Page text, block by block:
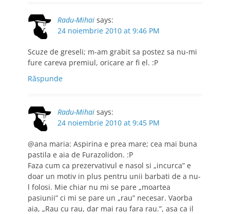
Radu-Mihai says:
24 noiembrie 2010 at 9:46 PM
Scuze de greseli; m-am grabit sa postez sa nu-mi
fure careva premiul, oricare ar fi el. :P
Răspunde
Radu-Mihai says:
24 noiembrie 2010 at 9:45 PM
@ana maria: Aspirina e prea mare; cea mai buna
pastila e aia de Furazolidon. :P
Faza cum ca prezervativul e nasol si „incurca” e
doar un motiv in plus pentru unii barbati de a nu-
l folosi. Mie chiar nu mi se pare „moartea
pasiunii” ci mi se pare un „rau” necesar. Vaorba
aia, „Rau cu rau, dar mai rau fara rau.”, asa ca il